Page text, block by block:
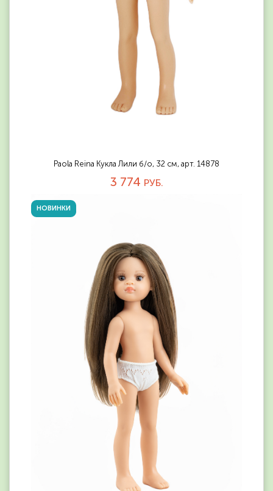
Paola Reina Кукла Лили б/о, 32 см, арт. 14878
3 774 РУБ.
НОВИНКИ